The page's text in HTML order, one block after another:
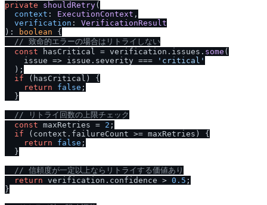
private
shouldRetry(
context : ExecutionContext ,
verification : VerificationResult
):
boolean {
// 致命的エラーの場合はリトライしない
const hasCritical = verification. issues . some (
issue => issue. severity ===
'critical'
  );
if (hasCritical) {
return
false ;
  }
// リトライ回数の上限チェック
const maxRetries = 2 ;
if (context. failureCount >= maxRetries) {
return
false ;
  }
// 信頼度が一定以上ならリトライする価値あり
return verification. confidence > 0.5 ;
}